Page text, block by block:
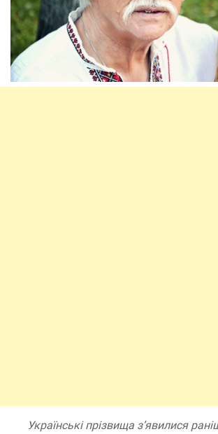
Українські прізвища з’явилися